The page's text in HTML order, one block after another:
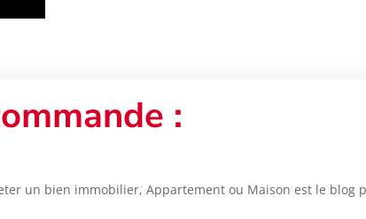
:
un bien immobilier, Appartement ou Maison est le blog